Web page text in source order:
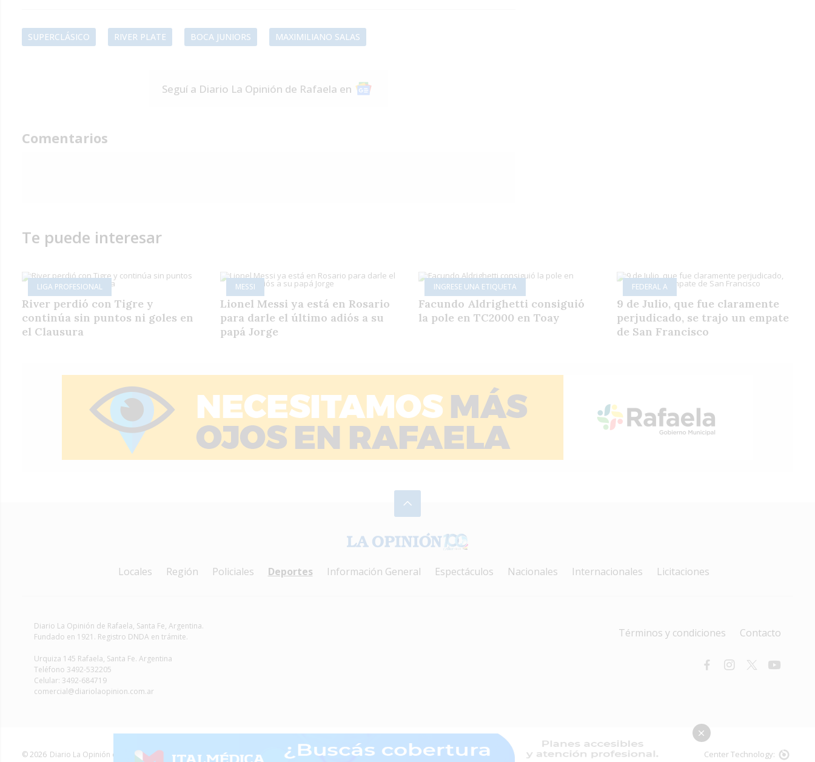
SUPERCLÁSICO RIVER PLATE BOCA JUNIORS MAXIMILIANO SALAS
Seguí a Diario La Opinión de Rafaela en
Comentarios
Te puede interesar
LIGA PROFESIONAL
River perdió con Tigre y
continúa sin puntos ni goles en
el Clausura
MESSI
Lionel Messi ya está en Rosario
para darle el último adiós a su
papá Jorge
INGRESE UNA ETIQUETA
Facundo Aldrighetti consiguió
la pole en TC2000 en Toay
FEDERAL A
9 de Julio, que fue claramente
perjudicado, se trajo un empate
de San Francisco
Locales Región Policiales Deportes Información General Espectáculos Nacionales Internacionales Licitaciones
Diario La Opinión de Rafaela, Santa Fe, Argentina.
Fundado en 1921. Registro DNDA en trámite.
Urquiza 145 Rafaela, Santa Fe. Argentina
Teléfono 3492-532205
Celular: 3492-684719
comercial@diariolaopinion.com.ar
Términos y condiciones Contacto
© 2026 Diario La Opinión de Rafaela Desing & Development: Data Center Technology: